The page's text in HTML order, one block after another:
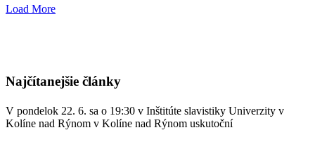
Load More
Najčítanejšie články
V pondelok 22. 6. sa o 19:30 v Inštitúte slavistiky Univerzity v
Kolíne nad Rýnom v Kolíne nad Rýnom uskutoční